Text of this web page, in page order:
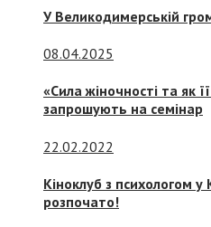
У Великодимерській
08.04.2025
«Сила жіночності та як
запрошують на семінар
22.02.2022
Кіноклуб з психологом
розпочато!